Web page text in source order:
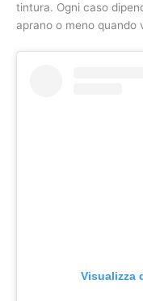
tintura. Ogni caso
aprano o meno quando
Visualizza